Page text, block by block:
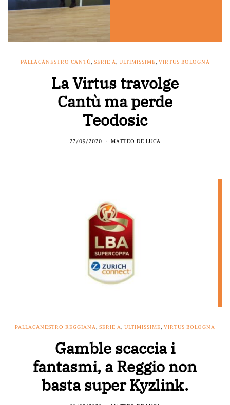
PALLACANESTRO CANTÙ SERIE A ULTIMISSIME VIRTUS BOLOGNA
La Virtus travolge
Cantù ma perde
Teodosic
27/09/2020 MATTEO DE LUCA
PALLACANESTRO REGGIANA, SERIE A, ULTIMISSIME, VIRTUS BOLOGNA
Gamble scaccia i
fantasmi, a Reggio non
basta super Kyzlink.